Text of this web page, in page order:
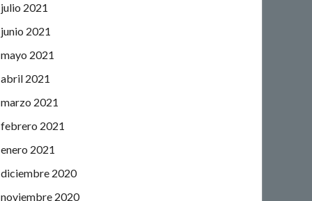
julio 2021
junio 2021
mayo 2021
abril 2021
marzo 2021
febrero 2021
enero 2021
diciembre 2020
noviembre 2020